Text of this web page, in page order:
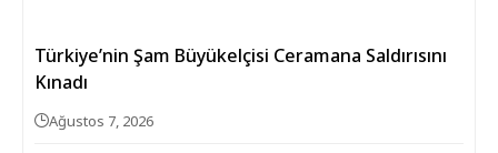
Türkiye’nin Şam Büyükelçisi Ceramana Saldırısını
Kınadı
Ağustos 7, 2026